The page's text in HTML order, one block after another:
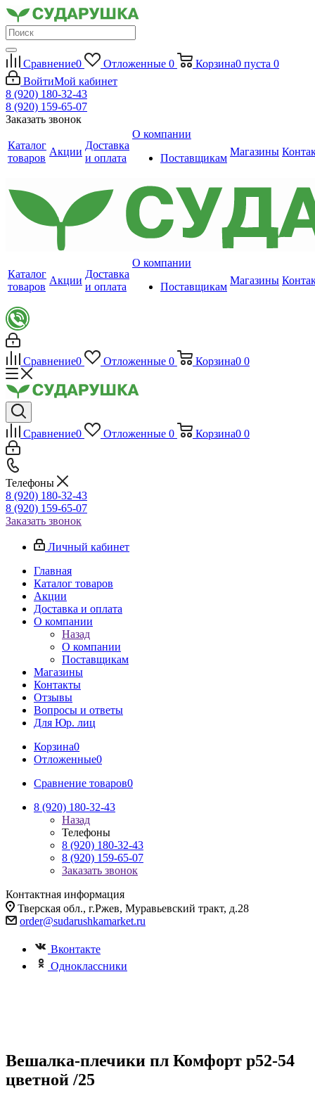
Сравнение0 Отложенные 0 Корзина0 пуста 0
ВойтиМой кабинет
8 (920) 180-32-43
8 (920) 159-65-07
Заказать звонок
Каталог
товаров
Акции
Доставка
и оплата
О компании
Поставщикам
Магазины
Каталог
товаров
Акции
Доставка
и оплата
О компании
Поставщикам
Магазины
Сравнение0 Отложенные 0 Корзина0 0
Сравнение0 Отложенные 0 Корзина0 0
Телефоны
8 (920) 180-32-43
8 (920) 159-65-07
Заказать звонок
Личный кабинет
Главная
Каталог товаров
Акции
Доставка и оплата
О компании
Назад
О компании
Поставщикам
Магазины
Контакты
Отзывы
Вопросы и ответы
Для Юр. лиц
Корзина0
Отложенные0
Сравнение товаров0
8 (920) 180-32-43
Назад
Телефоны
8 (920) 180-32-43
8 (920) 159-65-07
Заказать звонок
Контактная информация
Тверская обл., г.Ржев, Муравьевский тракт, д.28
order@sudarushkamarket.ru
Вконтакте
Одноклассники
Вешалка-плечики пл Комфорт р52-54
цветной /25